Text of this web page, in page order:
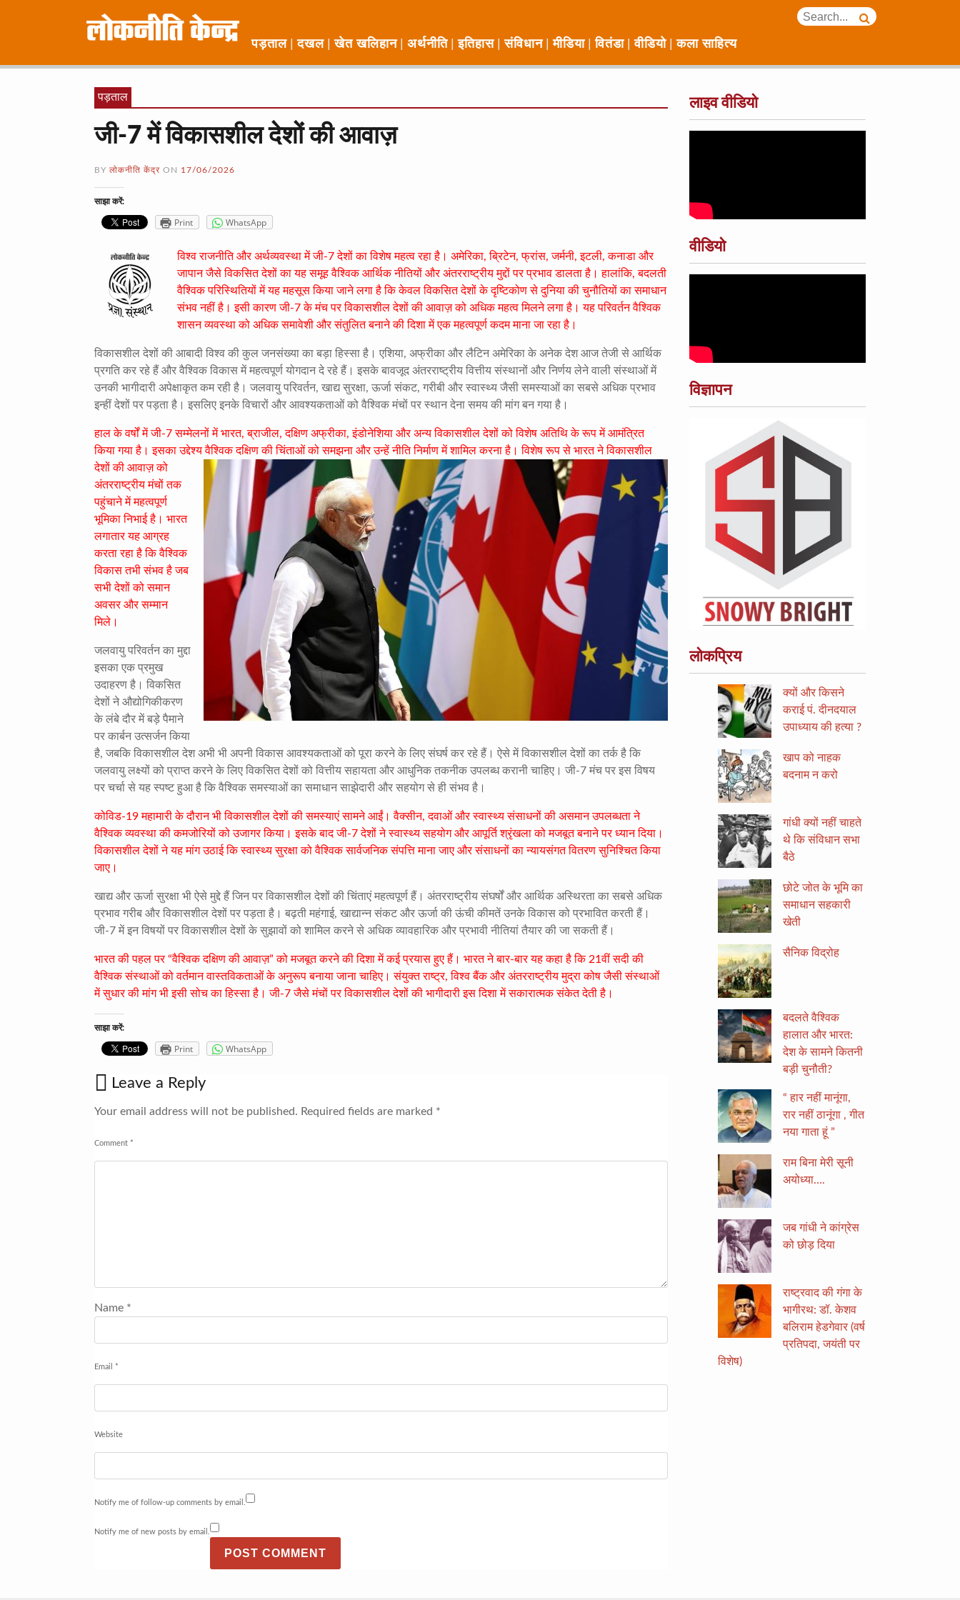
पड़ताल दखल खेत खलिहान अर्थनीति इतिहास संविधान मीडिया वितंडा वीडियो कला साहित्य
पड़ताल
जी-7 में विकासशील देशों की आवाज़
BY लोकनीति केंद्र ON 17/06/2026
साझा करें:
Print WhatsApp
विश्व राजनीति और अर्थव्यवस्था में जी-7 देशों का विशेष महत्व रहा है। अमेरिका, ब्रिटेन, फ्रांस, जर्मनी, इटली, कनाडा और
जापान जैसे विकसित देशों का यह समूह वैश्विक आर्थिक नीतियों और अंतरराष्ट्रीय मुद्दों पर प्रभाव डालता है। हालांकि, बदलती
वैश्विक परिस्थितियों में यह महसूस किया जाने लगा है कि केवल विकसित देशों के दृष्टिकोण से दुनिया की चुनौतियों का समाधान
संभव नहीं है। इसी कारण जी-7 के मंच पर विकासशील देशों की आवाज़ को अधिक महत्व मिलने लगा है। यह परिवर्तन वैश्विक
शासन व्यवस्था को अधिक समावेशी और संतुलित बनाने की दिशा में एक महत्वपूर्ण कदम माना जा रहा है।
विकासशील देशों की आबादी विश्व की कुल जनसंख्या का बड़ा हिस्सा है। एशिया, अफ्रीका और लैटिन अमेरिका के अनेक देश आज तेजी से आर्थिक
प्रगति कर रहे हैं और वैश्विक विकास में महत्वपूर्ण योगदान दे रहे हैं। इसके बावजूद अंतरराष्ट्रीय वित्तीय संस्थानों और निर्णय लेने वाली संस्थाओं में
उनकी भागीदारी अपेक्षाकृत कम रही है। जलवायु परिवर्तन, खाद्य सुरक्षा, ऊर्जा संकट, गरीबी और स्वास्थ्य जैसी समस्याओं का सबसे अधिक प्रभाव
इन्हीं देशों पर पड़ता है। इसलिए इनके विचारों और आवश्यकताओं को वैश्विक मंचों पर स्थान देना समय की मांग बन गया है।
हाल के वर्षों में जी-7 सम्मेलनों में भारत, ब्राजील, दक्षिण अफ्रीका, इंडोनेशिया और अन्य विकासशील देशों को विशेष अतिथि के रूप में आमंत्रित
किया गया है। इसका उद्देश्य वैश्विक दक्षिण की चिंताओं को समझना और उन्हें नीति निर्माणमें शामिल करना है। विशेष रूप से भारत ने विकासशील
देशों की आवाज़ को
अंतरराष्ट्रीय मंचों तक
पहुंचाने में महत्वपूर्ण
भूमिका निभाई है। भारत
लगातार यह आग्रह
करता रहा है कि वैश्विक
विकास तभी संभव है जब
सभी देशों को समान
अवसर और सम्मान
मिले।
जलवायु परिवर्तन का मुद्दा
इसका एक प्रमुख
उदाहरण है। विकसित
देशों ने औद्योगिकीकरण
के लंबे दौर में बड़े पैमाने
पर कार्बन उत्सर्जन किया
है, जबकि विकासशील देश अभी भी अपनी विकास आवश्यकताओं को पूरा करने के लिए संघर्ष कर रहे हैं। ऐसे में विकासशील देशों का तर्क है कि
जलवायु लक्ष्यों को प्राप्त करने के लिए विकसित देशों को वित्तीय सहायता और आधुनिक तकनीक उपलब्ध करानी चाहिए। जी-7 मंच पर इस विषय
पर चर्चा से यह स्पष्ट हुआ है कि वैश्विक समस्याओं का समाधान साझेदारी और सहयोग से ही संभव है।
कोविड-19 महामारी के दौरान भी विकासशील देशों की समस्याएं सामने आईं। वैक्सीन, दवाओं और स्वास्थ्य संसाधनों की असमान उपलब्धता ने
वैश्विक व्यवस्था की कमजोरियों को उजागर किया। इसके बाद जी-7 देशों ने स्वास्थ्य सहयोग और आपूर्ति श्रृंखला को मजबूत बनाने पर ध्यान दिया।
विकासशील देशों ने यह मांग उठाई कि स्वास्थ्य सुरक्षा को वैश्विक सार्वजनिक संपत्ति माना जाए और संसाधनों का न्यायसंगत वितरण सुनिश्चित किया
जाए।
खाद्य और ऊर्जा सुरक्षा भी ऐसे मुद्दे हैं जिन पर विकासशील देशों की चिंताएं महत्वपूर्ण हैं। अंतरराष्ट्रीय संघर्षों और आर्थिक अस्थिरता का सबसे अधिक
प्रभाव गरीब और विकासशील देशों पर पड़ता है। बढ़ती महंगाई, खाद्यान्न संकट और ऊर्जा की ऊंची कीमतें उनके विकास को प्रभावित करती हैं।
जी-7 में इन विषयों पर विकासशील देशों के सुझावों को शामिल करने से अधिक व्यावहारिक और प्रभावी नीतियां तैयार की जा सकती हैं।
भारत की पहल पर “वैश्विक दक्षिण की आवाज़” को मजबूत करने की दिशा में कई प्रयास हुए हैं। भारत ने बार-बार यह कहा है कि 21वीं सदी की
वैश्विक संस्थाओं को वर्तमान वास्तविकताओं के अनुरूप बनाया जाना चाहिए। संयुक्त राष्ट्र, विश्व बैंक और अंतरराष्ट्रीय मुद्रा कोष जैसी संस्थाओं
में सुधार की मांग भी इसी सोच का हिस्सा है। जी-7 जैसे मंचों पर विकासशील देशों की भागीदारी इस दिशा में सकारात्मक संकेत देती है।
साझा करें:
Print WhatsApp
Leave a Reply
Your email address will not be published. Required fields are marked *
Comment *
Name *
Email *
Website
Notify me of follow-up comments by email.
Notify me of new posts by email.
लाइव वीडियो
वीडियो
विज्ञापन
लोकप्रिय
क्यों और किसने
कराई पं. दीनदयाल
उपाध्याय की हत्या ?
खाप को नाहक
बदनाम न करो
गांधी क्यों नहीं चाहते
थे कि संविधान सभा
बैठे
छोटे जोत के भूमि का
समाधान सहकारी
खेती
सैनिक विद्रोह
बदलते वैश्विक
हालात और भारत:
देश के सामने कितनी
बड़ी चुनौती?
“ हार नहीं मानूंगा,
रार नहीं ठानूंगा , गीत
नया गाता हूं ”
राम बिना मेरी सूनी
अयोध्या….
जब गांधी ने कांग्रेस
को छोड़ दिया
राष्ट्रवाद की गंगा के
भागीरथ: डॉ. केशव
बलिराम हेडगेवार (वर्ष
प्रतिपदा, जयंती पर
विशेष)